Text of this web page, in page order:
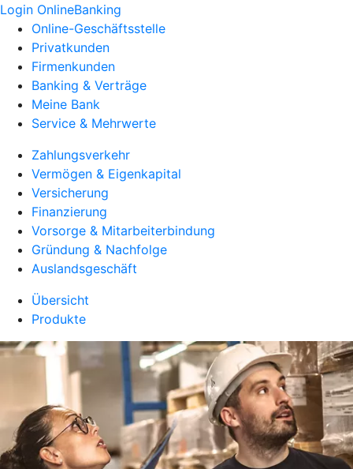
Login OnlineBanking
Online-Geschäftsstelle
Privatkunden
Firmenkunden
Banking & Verträge
Meine Bank
Service & Mehrwerte
Zahlungsverkehr
Vermögen & Eigenkapital
Versicherung
Finanzierung
Vorsorge & Mitarbeiterbindung
Gründung & Nachfolge
Auslandsgeschäft
Übersicht
Produkte